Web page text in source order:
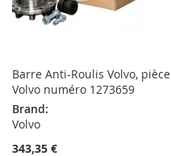
Barre Anti-Roulis Volvo, pièce
Volvo numéro 1273659
Brand:
Volvo
343,35 €